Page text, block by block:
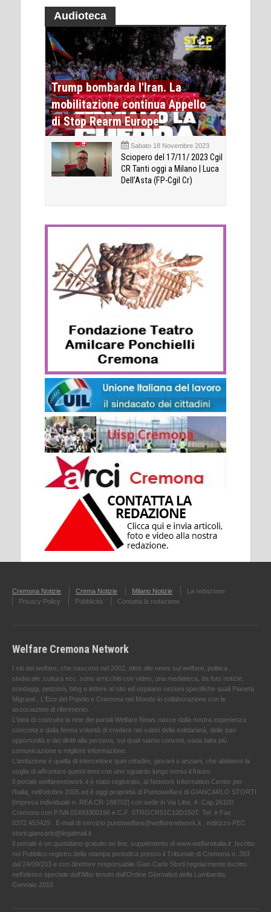
Audioteca
Trump bombarda l'Iran. La
mobilitazione continua Appello
di Stop Rearm Europe
Sabato 18 Novembre 2023
Sciopero del 17/11/ 2023 Cgil
CR Tanti oggi a Milano | Luca
Dell’Asta (FP-Cgil Cr)
Cremona Notizie Crema Notizie Milano Notizie
La redazione
Privacy Policy
Pubblicità Contatta la redazione
Welfare Cremona Network
I siti del welfare, che nascono nel 2002, oltre alle news sul welfare, politica ,
sindacale ,cultura ecc. sono arricchiti con video, una mediateca, da foto notizie,
sondaggi, petizioni, blog e lettere al sito ed ospitano sezioni specifiche quali Pianeta
Migranti , L'Eco del Popolo e Cremona nel Mondo in collaborazione con le
associazioni di riferimento.
L'idea di costruire la rete dei portali Welfare News nasce dalla nostra esperienza
concreta e dalla ferma volontà di credere nei valori della solidarietà, delle pari
opportunità e dei diritti alla persona, sui quali siamo convinti, vada fatta più
comunicazione e migliore informazione.
L'ambizione è quella di intercettare quei cittadini, giovani o anziani, che abbiamo la
voglia di affrontare questi temi con uno sguardo lungo verso il futuro.
Il portale welfarenetwork.it è stato registrato, al Network Information Center per
l'Italia, nell’ottobre 2005 ed è oggi proprietà di Puntowelfare di GIANCARLO STORTI
[Impresa individuale n. REA CR-188702] con sede in Via Litta, 4- Cap 26100
Cremona con P.IVA 01493300196 e C.F. STRGCR51C10D150T. Tel. e Fax
0372.453429 . E-mail di servizio puntowelfare@welfarenetwork.it ; indirizzo PEC
storti.giancarlo@legalmail.it
Il portale è un quotidiano gratuito on line, supplemento di www.welfareitalia.it ,Iscritto
nel Pubblico registro della stampa periodica presso il Tribunale di Cremona n. 393
dal 24/09/203 e con direttore responsabile Gian Carlo Storti regolarmente iscritto
nell’elenco speciale dell’Albo tenuto dall’Ordine Giornalisti della Lombardia.
Gennaio 2016